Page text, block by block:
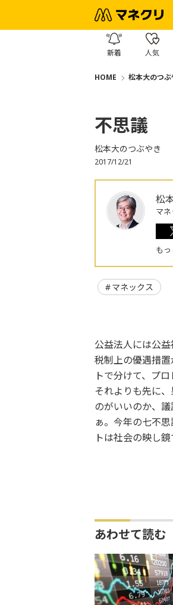
新着 人気
HOME 松本大のつぶ
不思議
松本大のつぶやき
2017/12/21
松
マ
も
マネックス
公益法人には公
税制上の優遇措
トで分けて、プ
それよりも先に
のがいいのか、
ぁ。今年の七不
トは社会の映し
あわせて読む